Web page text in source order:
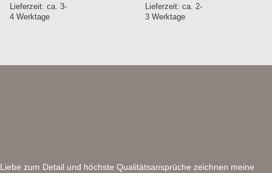
Lieferzeit: ca. 3-
4 Werktage
Lieferzeit: ca. 2-
3 Werktage
Liebe zum Detail und höchste Qualitätsansprüche zeichnen meine